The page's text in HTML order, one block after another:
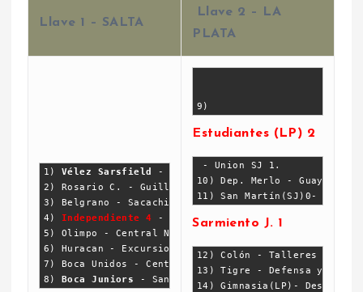
Llave 1 – SALTA
Llave 2 – LA
PLATA
1) Vélez Sarsfield
- Racing (trelew)
2) Rosario C. - Guillermo B. (P.Madryn)
3) Belgrano - Sacachispas
4) Independiente 4 - Colegiales 0
5) Olimpo - Central Norte
6) Huracan - Excursionistas
7) Boca Unidos - Central Cordoba
8) Boca Juniors - Santamarina
9)
Estudiantes (LP) 2
- Union SJ 1.
10) Dep. Merlo - Guaymallen
11) San Martín(SJ)0-
Sarmiento J. 1
12) Colón - Talleres de
13) Tigre - Defensa y
14) Gimnasia(LP)-